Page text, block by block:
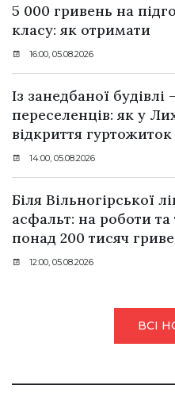
5 000 гривень на
класу: як отримати
16:00, 05.08.2026
Із занедбаної
переселенців: як у
відкриття гуртожиток
14:00, 05.08.2026
Біля Вільногірської
асфальт: на роботи
понад 200 тисяч
12:00, 05.08.2026
ВСІ